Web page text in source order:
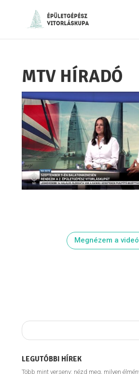
MTV HÍRADÓ
Megnézem a
LEGUTÓBBI HÍREK
Több mint verseny: nézd meg, milyen